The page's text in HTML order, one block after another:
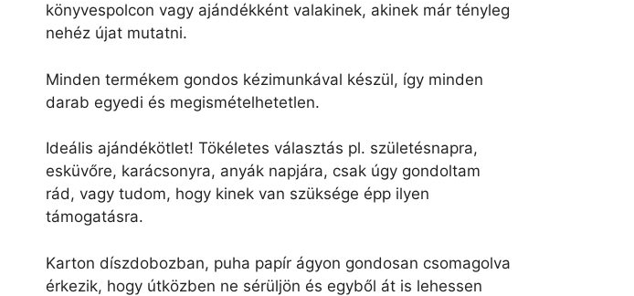
könyvespolcon vagy ajándékként valakinek, akinek már tényleg
nehéz újat mutatni.
Minden termékem gondos kézimunkával készül, így minden
darab egyedi és megismételhetetlen.
Ideális ajándékötlet! Tökéletes választás pl. születésnapra,
esküvőre, karácsonyra, anyák napjára, csak úgy gondoltam
rád, vagy tudom, hogy kinek van szüksége épp ilyen
támogatásra.
Karton díszdobozban, puha papír ágyon gondosan csomagolva
érkezik, hogy útközben ne sérüljön és egyből át is lehessen